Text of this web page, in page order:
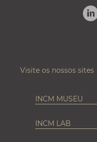
Visite os nossos sites
INCM MUSEU
INCM LAB